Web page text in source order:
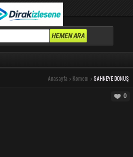
Anasayfa > Komedi > SAHNEYE DÖNÜŞ
0